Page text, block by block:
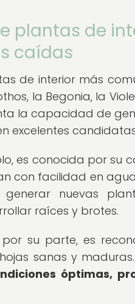
plantas de
caídas
de interior más
la Begonia, la
la capacidad de
excelentes
es conocida por
con facilidad en
nuevas
raíces y brotes.
por su parte, es
sanas y
óptimas,